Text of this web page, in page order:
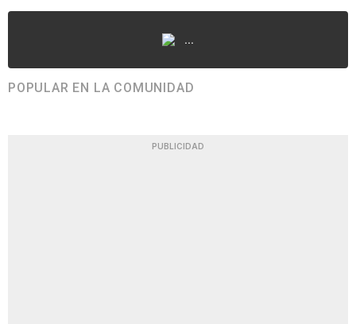
...
POPULAR EN LA COMUNIDAD
PUBLICIDAD